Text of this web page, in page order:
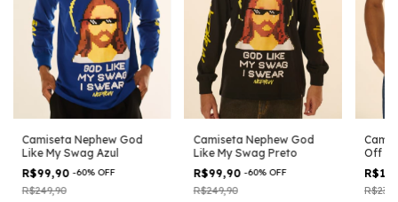
Camiseta Nephew God
Like My Swag Azul
R$99,90-60% OFF
R$249,90
Camiseta Nephew God
Like My Swag Preto
R$99,90-60% OFF
R$249,90
Off